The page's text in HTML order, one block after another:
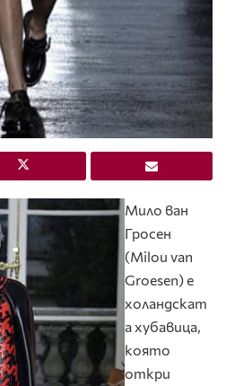
Мило ван
Гросен
(Milou van
Groesen) е
холандскат
а хубавица,
която
откри